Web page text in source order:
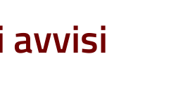
avvisi